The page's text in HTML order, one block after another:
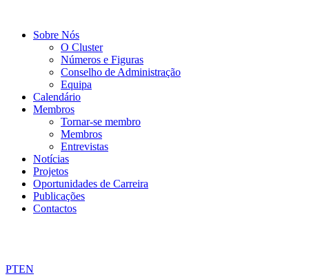
Sobre Nós
O Cluster
Números e Figuras
Conselho de Administração
Equipa
Calendário
Membros
Tornar-se membro
Membros
Entrevistas
Notícias
Projetos
Oportunidades de Carreira
Publicações
Contactos
PTEN